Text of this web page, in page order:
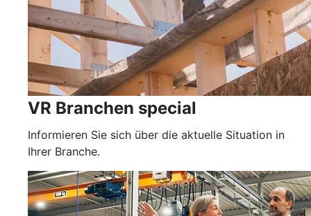
VR Branchen special
Informieren Sie sich über die aktuelle Situation in
Ihrer Branche.